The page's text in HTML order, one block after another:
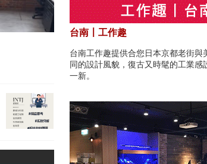
台南〡工作趣
台南工作趣提供合您日本京都老街與
同的設計風貌，復古又時髦的工業感
一新。